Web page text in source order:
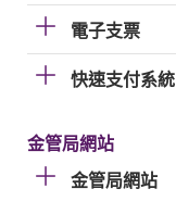
電子支票
快速支付系統
金管局網站
金管局網站